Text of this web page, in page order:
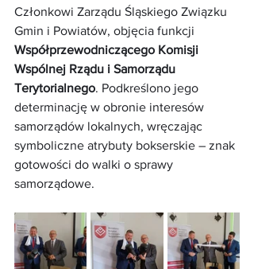
Członkowi Zarządu Śląskiego Związku
Gmin i Powiatów, objęcia funkcji
Współprzewodniczącego Komisji
Wspólnej Rządu i Samorządu
Terytorialnego. Podkreślono jego
determinację w obronie interesów
samorządów lokalnych, wręczając
symboliczne atrybuty bokserskie – znak
gotowości do walki o sprawy
samorządowe.